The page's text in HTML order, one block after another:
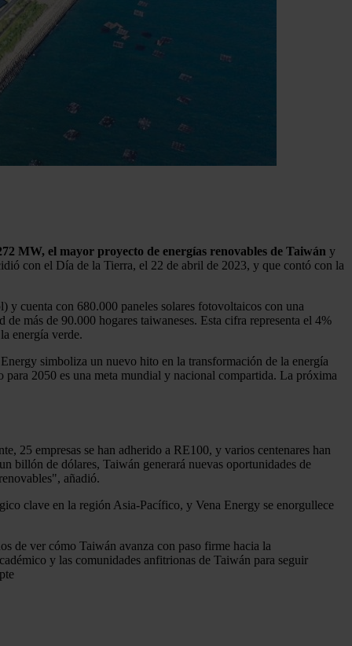
MW, el mayor proyecto de energías renovables de Taiwán y
con el Día de la Tierra, el 22 de abril de 2023, y que contó con la
y cuenta con 680.000 paneles solares fotovoltaicos con una
más de 90.000 hogares taiwaneses. Esta cifra representa el 4%
energía verde.
simboliza un nuevo hito en la transformación de la energía
para 2050 es una meta mundial y nacional compartida. La próxima
25 empresas se han adherido a RE100, y varios centenares han
billón de dólares, Taiwán generará nuevas oportunidades de
añadió.
clave en la región Asia-Pacífico, y Vena Energy se enorgullece
de ver cómo Taiwán avanza con paso firme hacia la
y las comunidades anfitrionas de Taiwán para seguir